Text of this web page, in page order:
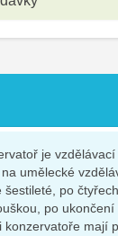
je
umělecké
po
po
konzervatoře mají